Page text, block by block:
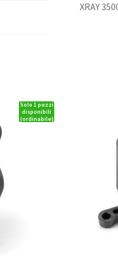
XRAY
Solo 1 pezzi
disponibili
(ordinabile)